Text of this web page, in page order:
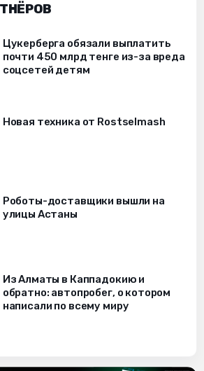
Цукерберга обязали выплатить
почти 450 млрд тенге из-за вреда
соцсетей детям
Новая техника от Rostselmash
Роботы-доставщики вышли на
улицы Астаны
Из Алматы в Каппадокию и
обратно: автопробег, о котором
написали по всему миру